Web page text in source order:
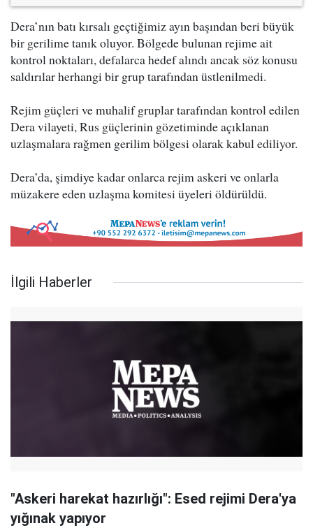
Dera’nın batı kırsalı geçtiğimiz ayın başından beri büyük
bir gerilime tanık oluyor. Bölgede bulunan rejime ait
kontrol noktaları, defalarca hedef alındı ancak söz konusu
saldırılar herhangi bir grup tarafından üstlenilmedi.
Rejim güçleri ve muhalif gruplar tarafından kontrol edilen
Dera vilayeti, Rus güçlerinin gözetiminde açıklanan
uzlaşmalara rağmen gerilim bölgesi olarak kabul ediliyor.
Dera’da, şimdiye kadar onlarca rejim askeri ve onlarla
müzakere eden uzlaşma komitesi üyeleri öldürüldü.
İlgili Haberler
"Askeri harekat hazırlığı": Esed rejimi Dera'ya
yığınak yapıyor